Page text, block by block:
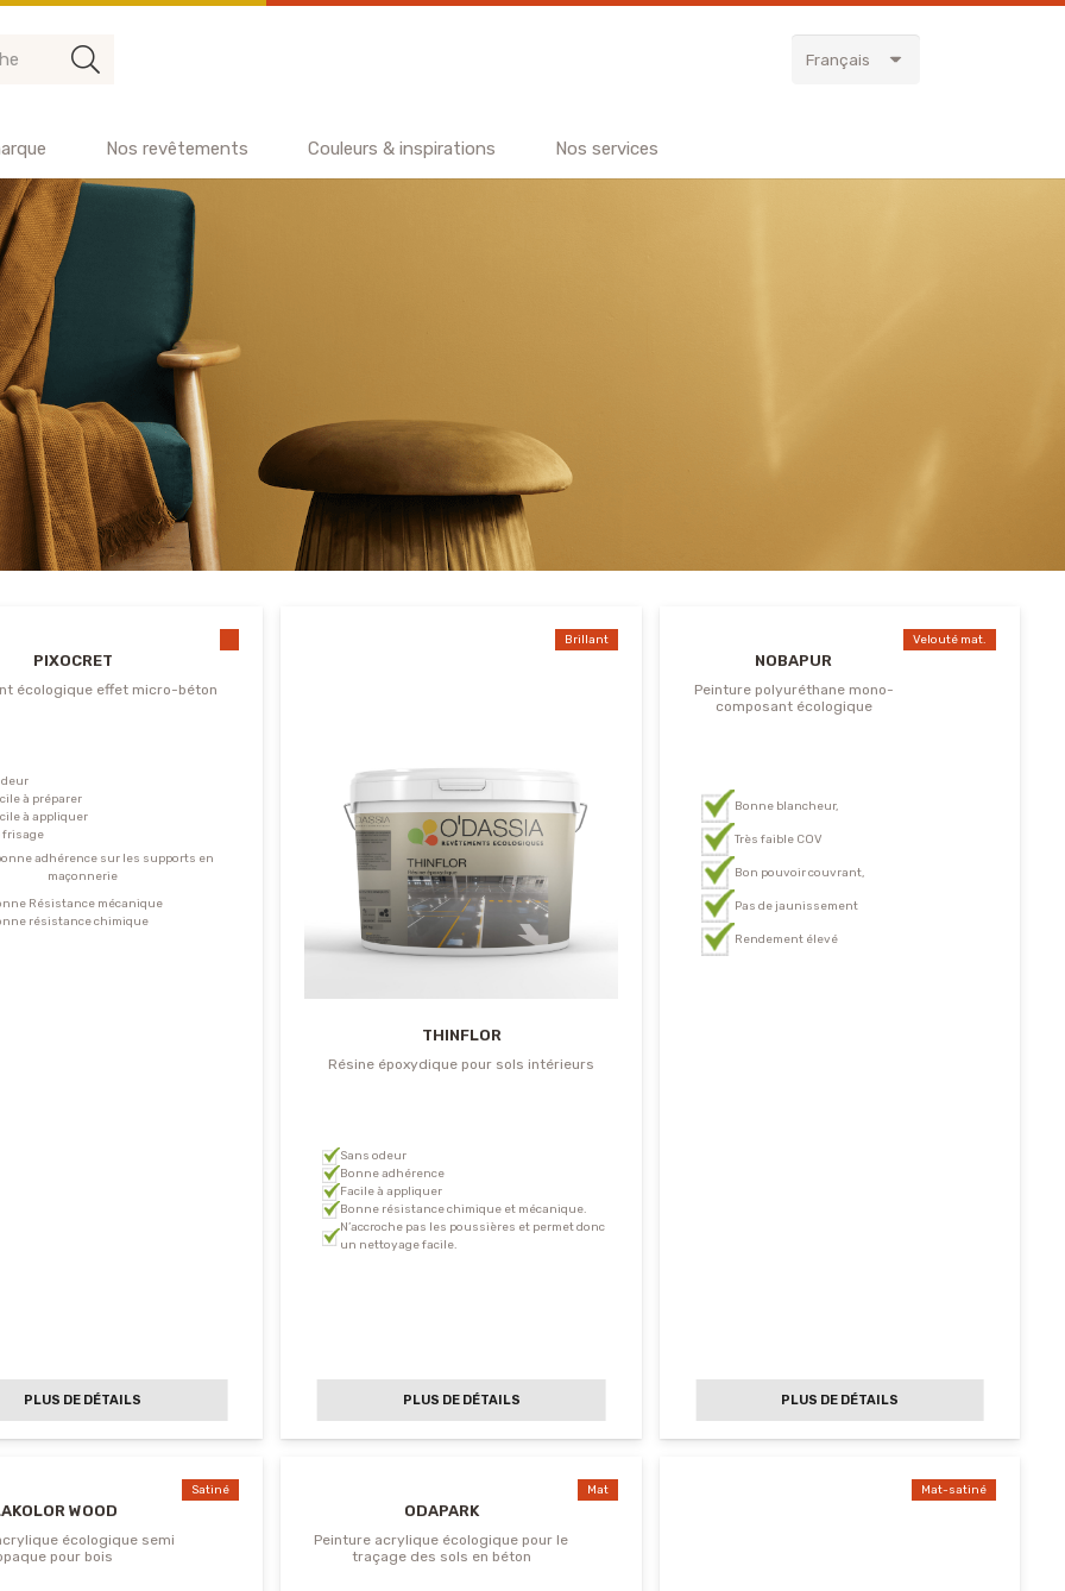
Français
Nos revêtements Couleurs & inspirations Nos services
PIXOCRET
écologique effet micro-béton
à préparer
à appliquer
frisage
adhérence sur les supports en
maçonnerie
Résistance mécanique
résistance chimique
PLUS DE DÉTAILS
Brillant
THINFLOR
Résine époxydique pour sols intérieurs
Sans odeur
Bonne adhérence
Facile à appliquer
Bonne résistance chimique et mécanique.
N’accroche pas les poussières et permet donc
un nettoyage facile.
PLUS DE DÉTAILS
Velouté mat.
NOBAPUR
Peinture polyuréthane mono-
composant écologique
Bonne blancheur,
Très faible COV
Bon pouvoir couvrant,
Pas de jaunissement
Rendement élevé
PLUS DE DÉTAILS
Satiné
WOOD
écologique semi
pour bois
Mat
ODAPARK
Peinture acrylique écologique pour le
traçage des sols en béton
Mat-satiné